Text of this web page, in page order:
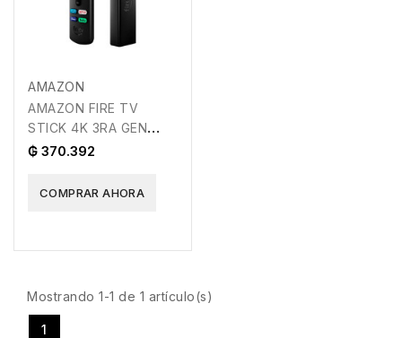
AMAZON
AMAZON FIRE TV
STICK 4K 3RA GEN
2021 QC
588964
₲ 370.392
COMPRAR AHORA
Mostrando 1-1 de 1 artículo(s)
1